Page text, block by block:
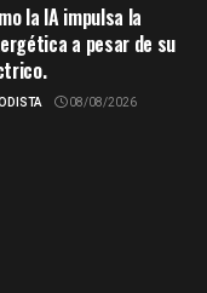
la IA impulsa la
a pesar de su
08/08/2026